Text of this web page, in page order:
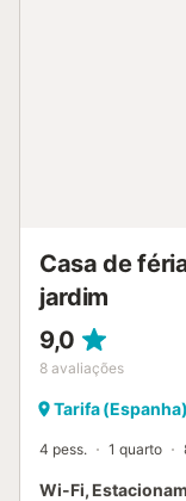
Casa de
jardim
9,0
8 avaliações
Tarifa
4 pess. 1 quarto
Wi-Fi,